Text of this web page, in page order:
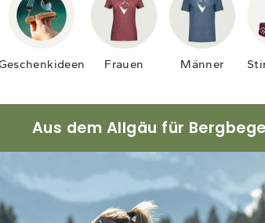
Frauen Männer
Aus dem Allgäu für